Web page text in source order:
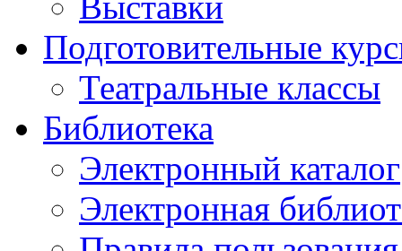
Подготовительные
Театральные классы
Библиотека
Электронный каталог
Электронная